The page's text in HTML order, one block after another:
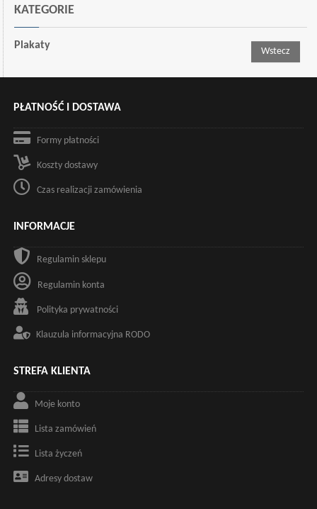
KATEGORIE
Plakaty
Wstecz
PŁATNOŚĆ I DOSTAWA
Formy płatności
Koszty dostawy
Czas realizacji zamówienia
INFORMACJE
Regulamin sklepu
Regulamin konta
Polityka prywatności
Klauzula informacyjna RODO
STREFA KLIENTA
Moje konto
Lista zamówień
Lista życzeń
Adresy dostaw